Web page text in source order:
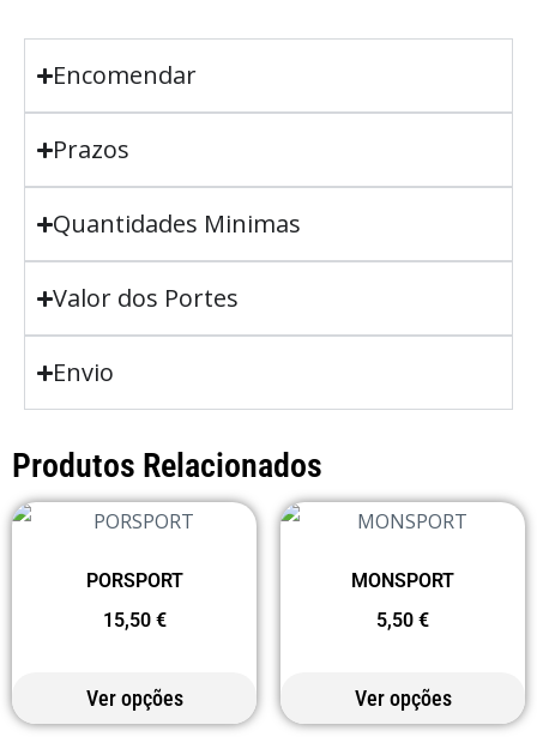
Encomendar
Prazos
Quantidades Minimas
Valor dos Portes
Envio
Produtos Relacionados
PORSPORT
15,50 €
Ver opções
MONSPORT
5,50 €
Ver opções